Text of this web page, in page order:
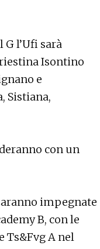
G l’Ufi sarà
Isontino
e
Sistiana,
con un
impegnate
B, con le
Ts&Fvg A nel